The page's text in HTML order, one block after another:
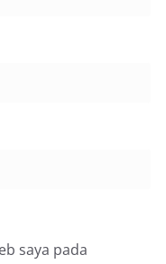
saya pada